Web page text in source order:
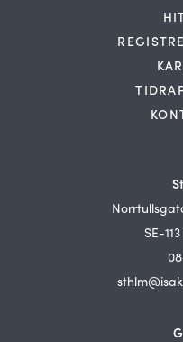
SE-